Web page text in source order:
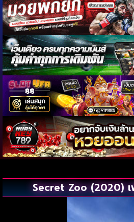
Secret Zoo (2020)